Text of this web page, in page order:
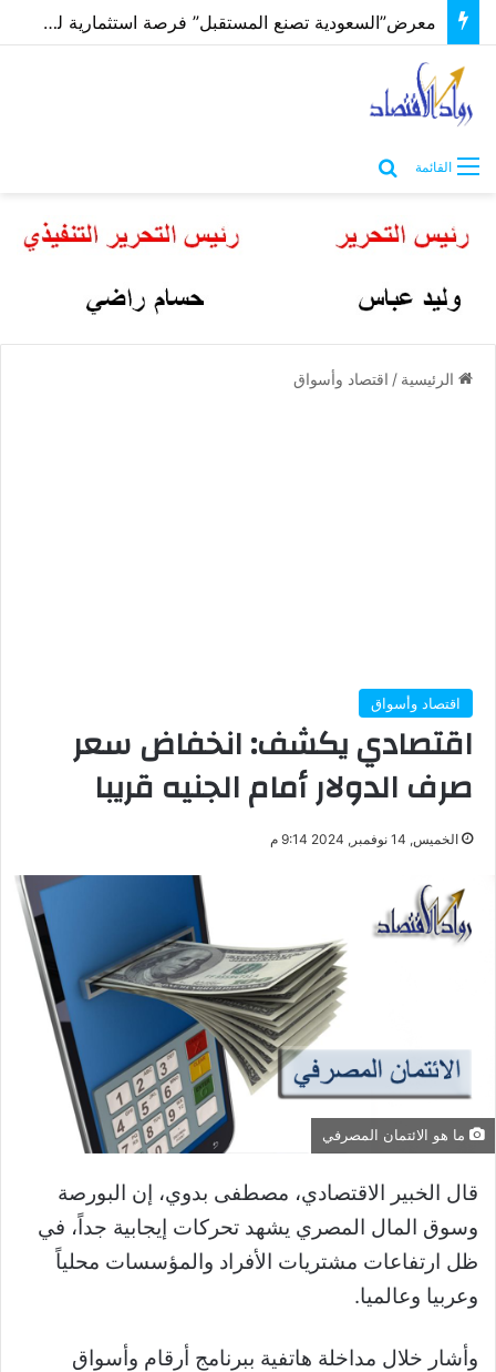
معرض”السعودية تصنع المستقبل” فرصة استثمارية للشركات الناشئة في قطاعات الذكاء الاصطناعي وربطها بالشركات العالمية
القائمة
الرئيسية / اقتصاد وأسواق
اقتصاد وأسواق
اقتصادي يكشف: انخفاض سعر
صرف الدولار أمام الجنيه قريبا
الخميس, 14 نوفمبر, 2024 9:14 م
ما هو الائتمان المصرفي
قال الخبير الاقتصادي، مصطفى بدوي، إن البورصة
وسوق المال المصري يشهد تحركات إيجابية جداً، في
ظل ارتفاعات مشتريات الأفراد والمؤسسات محلياً
وعربيا وعالميا.
وأشار خلال مداخلة هاتفية ببرنامج أرقام وأسواق